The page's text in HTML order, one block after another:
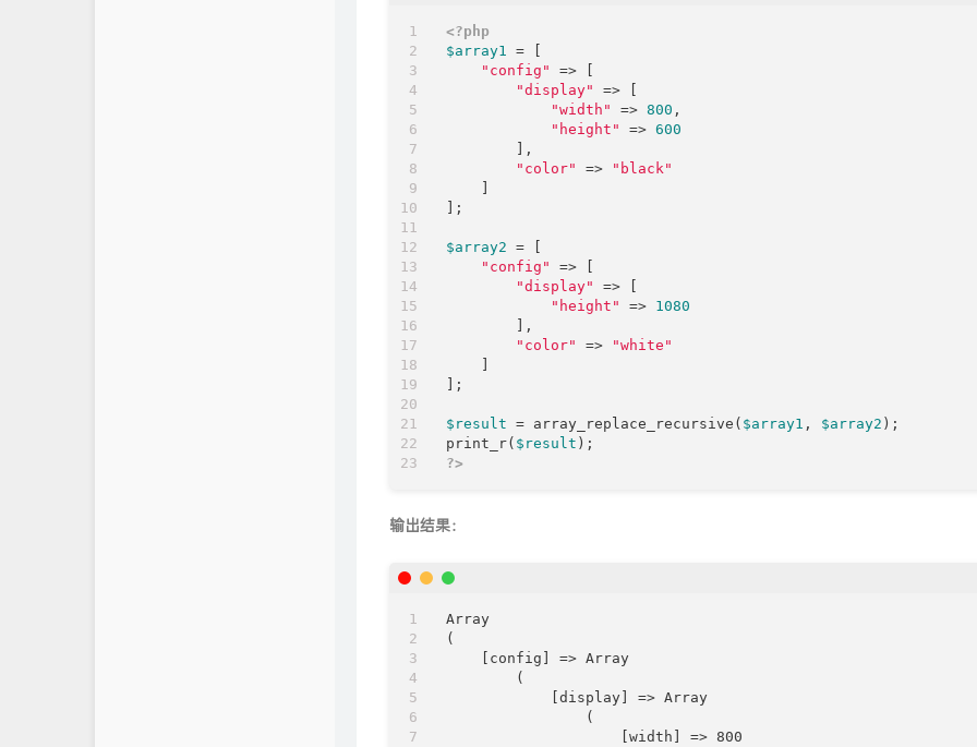
<?php
$array1
= [
"config"
=> [
"display"
=> [
"width"
=> 800 ,
"height"
=> 600
        ],
"color"
=>
"black"
    ]
];
$array2 = [
"config"
=> [
"display"
=> [
"height"
=> 1080
        ],
"color"
=>
"white"
    ]
];
$result = array_replace_recursive( $array1 , $array2 );
print_r( $result
?>
输出结果：
Array
(
    [config] => Array
        (
            [display] => Array
                (
                    [width] => 800